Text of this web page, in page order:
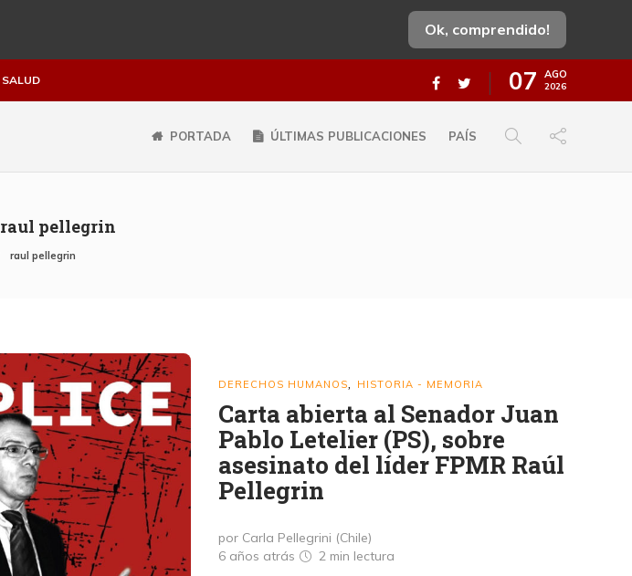
Ok, comprendido!
SALUD 07 AGO
2026
PORTADA ÚLTIMAS PUBLICACIONES PAÍS
raul pellegrin
raul pellegrin
DERECHOS HUMANOS HISTORIA - MEMORIA
Carta abierta al Senador Juan
Pablo Letelier (PS), sobre
asesinato del líder FPMR Raúl
Pellegrin
por Carla Pellegrini (Chile)
6 años atrás
2 min lectura